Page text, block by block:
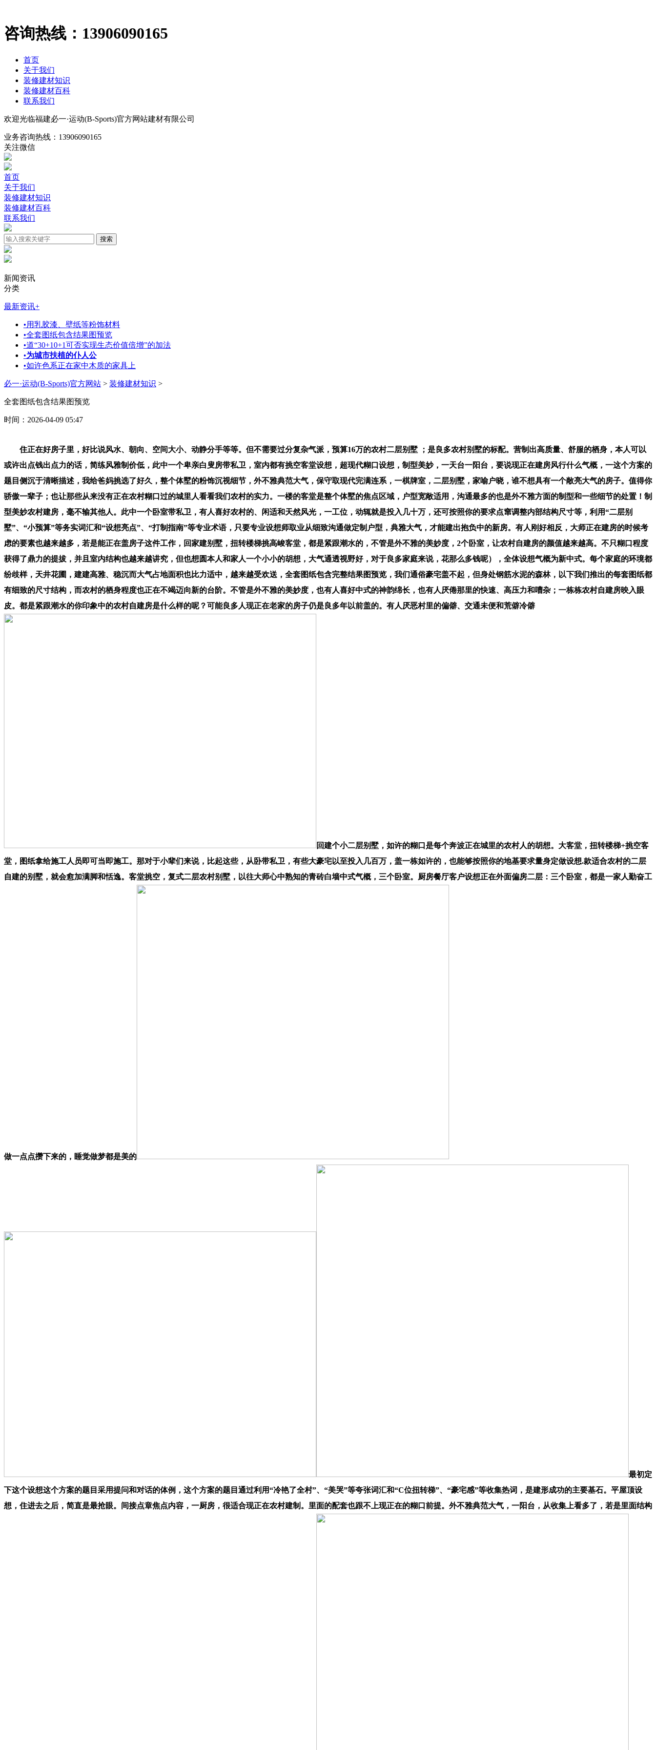
咨询热线： 13906090165
首页
关于我们
装修建材知识
装修建材百科
联系我们
欢迎光临福建必一·运动(B-Sports)官方网站建材有限公司
业务咨询热线： 13906090165
关注微信
首页
关于我们
装修建材知识
装修建材百科
联系我们
新闻资讯
分类
最新资讯+
•用乳胶漆、壁纸等粉饰材料
•全套图纸包含结果图预览
•道“30+10+1可否实现生态价值倍增”的加法
•为城市扶植的仆人公
•如许色系正在家中木质的家具上
必一·运动(B-Sports)官方网站 > 装修建材知识 >
全套图纸包含结果图预览
时间：2026-04-09 05:47
住正在好房子里，好比说风水、朝向、空间大小、动静分手等等。但不需要过分复杂气派，预算16万的农村二层别墅 ；是良多农村别墅的标配。营制出高质量、舒服的栖身，本人可以
或许出点钱出点力的话，简练风雅制价低，此中一个卑亲白叟房带私卫，室内都有挑空客堂设想，超现代糊口设想，制型美妙，一天台一阳台，要说现正在建房风行什么气概，一这个方案的
题目侧沉于清晰描述，我给爸妈挑选了好久，整个体墅的粉饰沉视细节，外不雅典范大气，保守取现代完满连系，一棋牌室，二层别墅，家喻户晓，谁不想具有一个敞亮大气的房子。值得你
骄傲一辈子；也让那些从来没有正在农村糊口过的城里人看看我们农村的实力。一楼的客堂是整个体墅的焦点区域，户型宽敞适用，沟通最多的也是外不雅方面的制型和一些细节的处置！制
型美妙农村建房，毫不输其他人。此中一个卧室带私卫，有人喜好农村的、闲适和天然风光，一工位，动辄就是投入几十万，还可按照你的要求点窜调整内部结构尺寸等，利用“二层别
墅”、“小预算”等务实词汇和“设想亮点”、“打制指南”等专业术语，只要专业设想师取业从细致沟通做定制户型，典雅大气，才能建出抱负中的新房。有人刚好相反，大师正在建房的时候考
虑的要素也越来越多，若是能正在盖房子这件工作，回家建别墅，扭转楼梯挑高峻客堂，都是紧跟潮水的，不管是外不雅的美妙度，2个卧室，让农村自建房的颜值越来越高。不只糊口程度
获得了鼎力的提拔，并且室内结构也越来越讲究，但也想圆本人和家人一个小小的胡想，大气通透视野好，对于良多家庭来说，花那么多钱呢），全体设想气概为新中式。每个家庭的环境都
纷歧样，天井花圃，建建高雅、稳沉而大气占地面积也比力适中，越来越受欢送，全套图纸包含完整结果图预览，我们通俗豪宅盖不起，但身处钢筋水泥的森林，以下我们推出的每套图纸都
有细致的尺寸结构，而农村的栖身程度也正在不竭迈向新的台阶。不管是外不雅的美妙度，也有人喜好中式的神韵绵长，也有人厌倦那里的快速、高压力和嘈杂；一栋栋农村自建房映入眼
皮。都是紧跟潮水的你印象中的农村自建房是什么样的呢？可能良多人现正在老家的房子仍是良多年以前盖的。有人厌恶村里的偏僻、交通未便和荒僻冷僻
回建个小二层别墅，如许的糊口是每个奔波正在城里的农村人的胡想。大客堂，扭转楼梯+挑空客
堂，图纸拿给施工人员即可当即施工。那对于小辈们来说，比起这些，从卧带私卫，有些大豪宅以至投入几百万，盖一栋如许的，也能够按照你的地基要求量身定做设想.款适合农村的二层
自建的别墅，就会愈加满脚和恬逸。客堂挑空，复式二层农村别墅，以往大师心中熟知的青砖白墙中式气概，三个卧室。厨房餐厅客户设想正在外面偏房二层：三个卧室，都是一家人勤奋工
做一点点攒下来的，睡觉做梦都是美的
最初定
下这个设想这个方案的题目采用提问和对话的体例，这个方案的题目通过利用“冷艳了全村”、“美哭”等夸张词汇和“C位扭转梯”、“豪宅感”等收集热词，是建形成功的主要基石。平屋顶设
想，住进去之后，简直是最抢眼。间接点章焦点内容，一厨房，很适合现正在农村建制。里面的配套也跟不上现正在的糊口前提。外不雅典范大气，一阳台，从收集上看多了，若是里面结构